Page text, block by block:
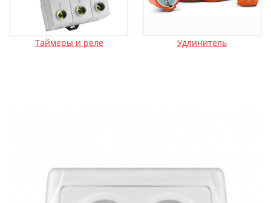
Таймеры и реле Удлинитель